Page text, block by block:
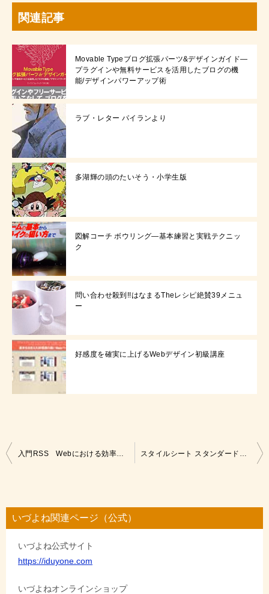
関連記事
Movable Typeブログ拡張パーツ&デザインガイド—
プラグインや無料サービスを活用したブログの機
能/デザインパワーアップ術
ラブ・レター パイランより
多湖輝の頭のたいそう・小学生版
図解コーチ ボウリング—基本練習と実戦テクニッ
ク
問い合わせ殺到!!はなまるTheレシピ絶賛39メニュ
ー
好感度を確実に上げるWebデザイン初級講座
投
ビ
ゲ
入門RSS Webにおける効率のよい情報収集/発信 スタイルシート スタンダード・デザインガイド
いづよね関連ページ（公式）
いづよね公式サイト
https://iduyone.com
いづよねオンラインショップ